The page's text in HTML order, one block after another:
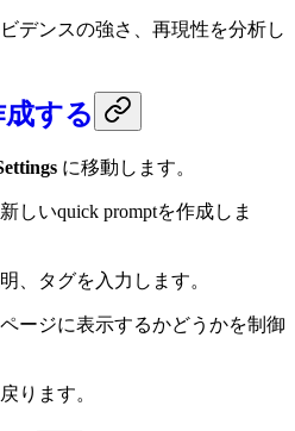
デンスの強さ、再現性を分析し
する
に移動します。
しいquick promptを作成しま
、タグを入力します。
ージに表示するかどうかを制御
ります。